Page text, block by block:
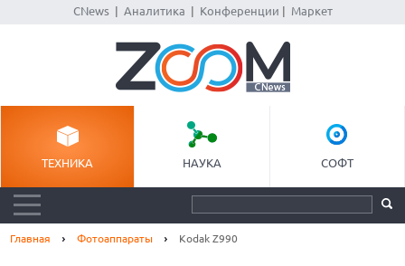
CNews| Аналитика Конференции Маркет
ТЕХНИКА НАУКА СОФТ
Главная Фотоаппараты Kodak Z990